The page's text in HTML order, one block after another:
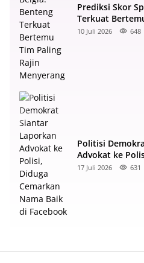
Prediksi Skor
Terkuat
Menyerang
10 Juli 2026 648
Politisi
Advokat ke
Nama Baik di
17 Juli 2026 631